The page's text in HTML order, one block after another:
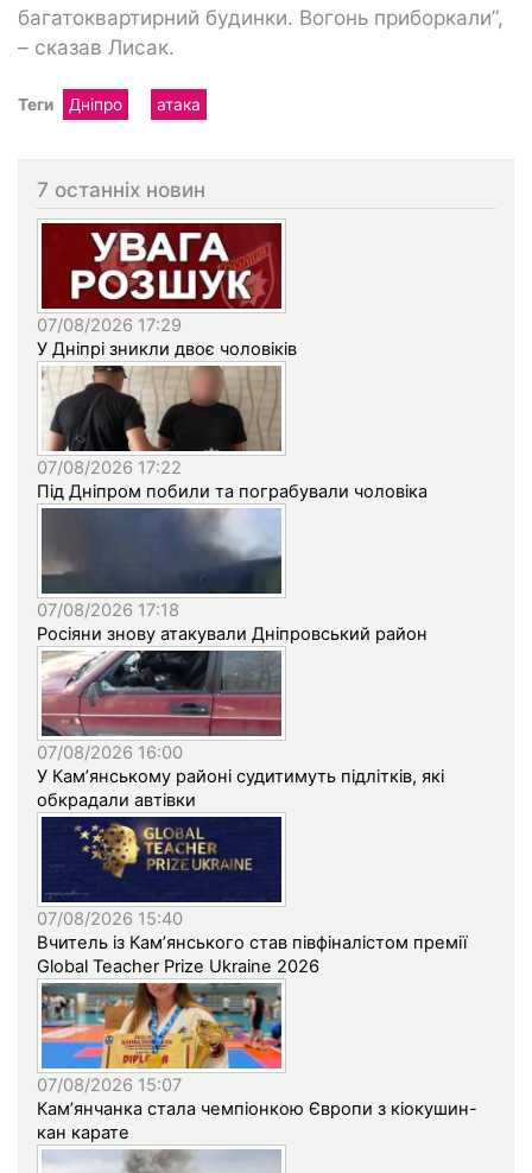
багатоквартирний будинки. Вогонь приборкали”,
– сказав Лисак.
Теги Дніпро атака
7 останніх новин
07/08/2026 17:29
У Дніпрі зникли двоє чоловіків
07/08/2026 17:22
Під Дніпром побили та пограбували чоловіка
07/08/2026 17:18
Росіяни знову атакували Дніпровський район
07/08/2026 16:00
У Кам’янському районі судитимуть підлітків, які
обкрадали автівки
07/08/2026 15:40
Вчитель із Кам’янського став півфіналістом премії
Global Teacher Prize Ukraine 2026
07/08/2026 15:07
Кам’янчанка стала чемпіонкою Європи з кіокушин-
кан карате